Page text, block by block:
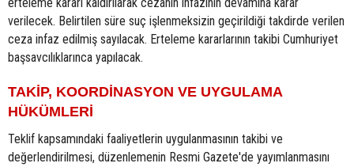
verilecek. Belirtilen süre suç işlenmeksizin geçirildiği takdirde verilen
ceza infaz edilmiş sayılacak. Erteleme kararlarının takibi Cumhuriyet
başsavcılıklarınca yapılacak.
TAKİP, KOORDİNASYON VE UYGULAMA
HÜKÜMLERİ
Teklif kapsamındaki faaliyetlerin uygulanmasının takibi ve
değerlendirilmesi, düzenlemenin Resmi Gazete'de yayımlanmasını